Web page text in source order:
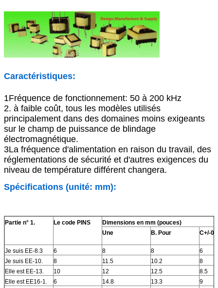
Caractéristiques:
1Fréquence de fonctionnement: 50 à 200 kHz
2. à faible coût, tous les modèles utilisés
principalement dans des domaines moins exigeants
sur le champ de puissance de blindage
électromagnétique.
3La fréquence d'alimentation en raison du travail, des
réglementations de sécurité et d'autres exigences du
niveau de température différent changera.
Spécifications (unité: mm):
Partie n° 1. Le code PINS
Dimensions en mm (pouces)
Une
B. Pour C+/-
Je suis EE-8.3 6 8 8
6
Je suis EE-10.
8 11.5 10.2
8
Elle est EE-13.
10 12 12.5
8.5
Elle est EE16-1.
6 14.8 13.3
9